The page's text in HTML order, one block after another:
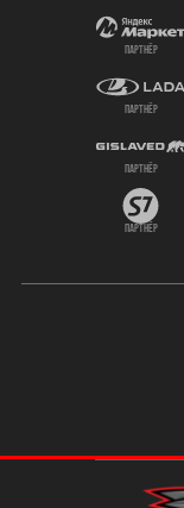
партнёр
партнёр
партнёр
партнёр